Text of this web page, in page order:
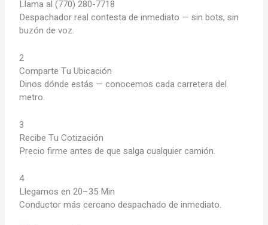
Llama al (770) 280-7718
Despachador real contesta de inmediato — sin bots, sin
buzón de voz.
2
Comparte Tu Ubicación
Dinos dónde estás — conocemos cada carretera del
metro.
3
Recibe Tu Cotización
Precio firme antes de que salga cualquier camión.
4
Llegamos en 20–35 Min
Conductor más cercano despachado de inmediato.